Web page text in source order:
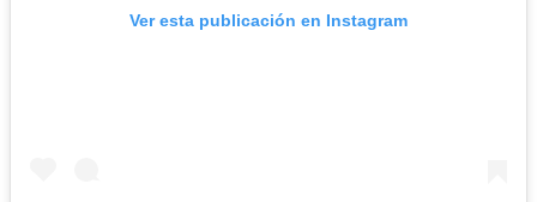
Ver esta publicación en Instagram